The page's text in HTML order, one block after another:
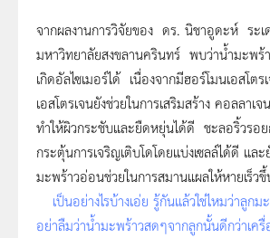
จากผลงานการวิจัยของ ดร. นิชาอูดะห์ ระ
มหาวิทยาลัยสงขลานครินทร์ พบว่าน้ำมะพร้
เกิดอัลไซเมอร์ได้ เนื่องจากมีฮอร์โมนเอสโต
เอสโตรเจนยังช่วยในการเสริมสร้าง คอลลาเ
ทำให้ผิวกระชับและยืดหยุ่นได้ดี ชะลอริ้วรอ
กระตุ้นการเจริญเติบโดโดยแบ่งเซลล์ได้ดี แล
มะพร้าวอ่อนช่วยในการสมานแผลให้หายเร็ว
เป็นอย่างไรบ้างเอ่ย รู้กันแล้วใช่ไหมว่าลูกม
อย่าลืมว่าน้ำมะพร้าวสดๆจากลูกนั้นดีกว่าเค